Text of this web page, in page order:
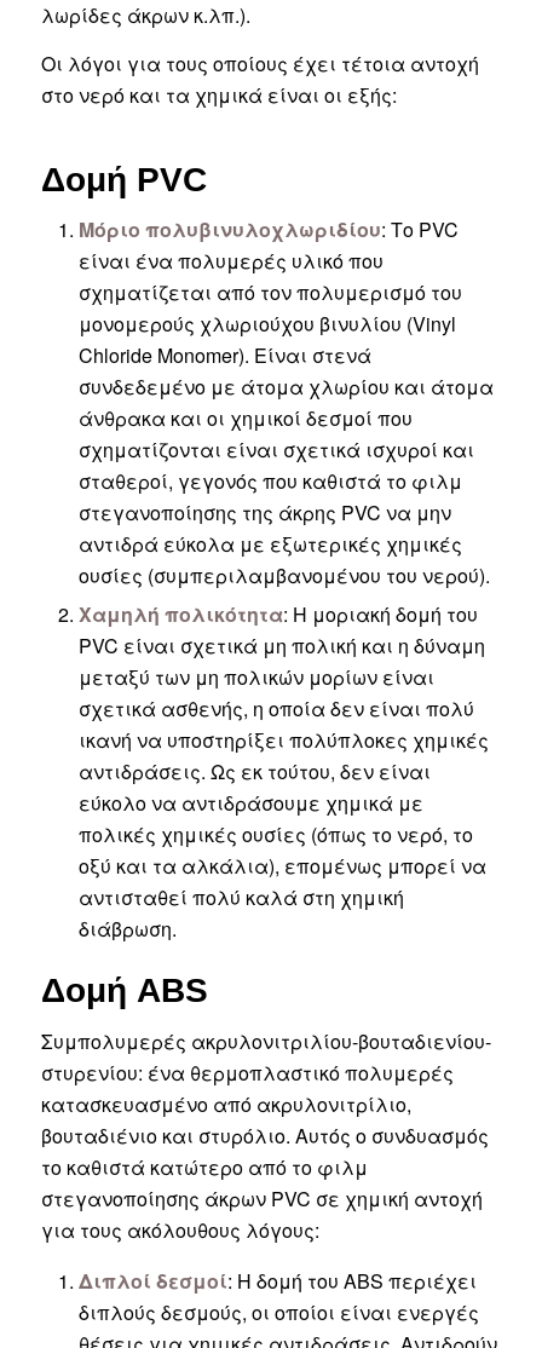
λωρίδες άκρων κ.λπ.).
Οι λόγοι για τους οποίους έχει τέτοια αντοχή
στο νερό και τα χημικά είναι οι εξής:
Δομή PVC
Μόριο πολυβινυλοχλωριδίου: Το PVC
είναι ένα πολυμερές υλικό που
σχηματίζεται από τον πολυμερισμό του
μονομερούς χλωριούχου βινυλίου (Vinyl
Chloride Monomer). Είναι στενά
συνδεδεμένο με άτομα χλωρίου και άτομα
άνθρακα και οι χημικοί δεσμοί που
σχηματίζονται είναι σχετικά ισχυροί και
σταθεροί, γεγονός που καθιστά το φιλμ
στεγανοποίησης της άκρης PVC να μην
αντιδρά εύκολα με εξωτερικές χημικές
ουσίες (συμπεριλαμβανομένου του νερού).
Χαμηλή πολικότητα: Η μοριακή δομή του
PVC είναι σχετικά μη πολική και η δύναμη
μεταξύ των μη πολικών μορίων είναι
σχετικά ασθενής, η οποία δεν είναι πολύ
ικανή να υποστηρίξει πολύπλοκες χημικές
αντιδράσεις. Ως εκ τούτου, δεν είναι
εύκολο να αντιδράσουμε χημικά με
πολικές χημικές ουσίες (όπως το νερό, το
οξύ και τα αλκάλια), επομένως μπορεί να
αντισταθεί πολύ καλά στη χημική
διάβρωση.
Δομή ABS
Συμπολυμερές ακρυλονιτριλίου-βουταδιενίου-
στυρενίου: ένα θερμοπλαστικό πολυμερές
κατασκευασμένο από ακρυλονιτρίλιο,
βουταδιένιο και στυρόλιο. Αυτός ο συνδυασμός
το καθιστά κατώτερο από το φιλμ
στεγανοποίησης άκρων PVC σε χημική αντοχή
για τους ακόλουθους λόγους:
Διπλοί δεσμοί: Η δομή του ABS περιέχει
διπλούς δεσμούς, οι οποίοι είναι ενεργές